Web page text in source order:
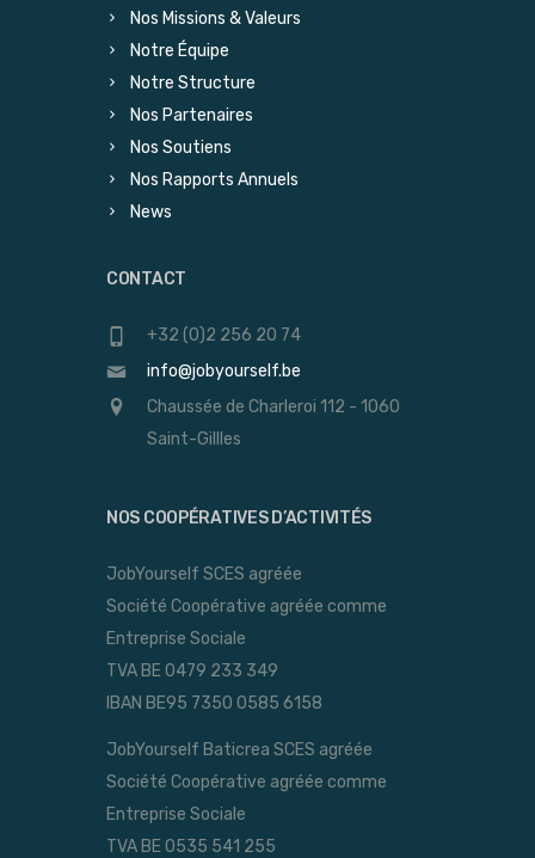
Nos Missions & Valeurs
Notre Équipe
Notre Structure
Nos Partenaires
Nos Soutiens
Nos Rapports Annuels
News
CONTACT
+32 (0)2 256 20 74
info@jobyourself.be
Chaussée de Charleroi 112 - 1060
Saint-Gillles
NOS COOPÉRATIVES D’ACTIVITÉS
JobYourself SCES agréée
Société Coopérative agréée comme
Entreprise Sociale
TVA BE 0479 233 349
IBAN BE95 7350 0585 6158
JobYourself Baticrea SCES agréée
Société Coopérative agréée comme
Entreprise Sociale
TVA BE 0535 541 255